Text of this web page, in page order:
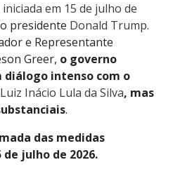
em 15 de julho de
presidente Donald Trump.
e Representante
Greer, o governo
intenso com o
Luiz Inácio Lula da Silva, mas
.
das medidas
julho de 2026.